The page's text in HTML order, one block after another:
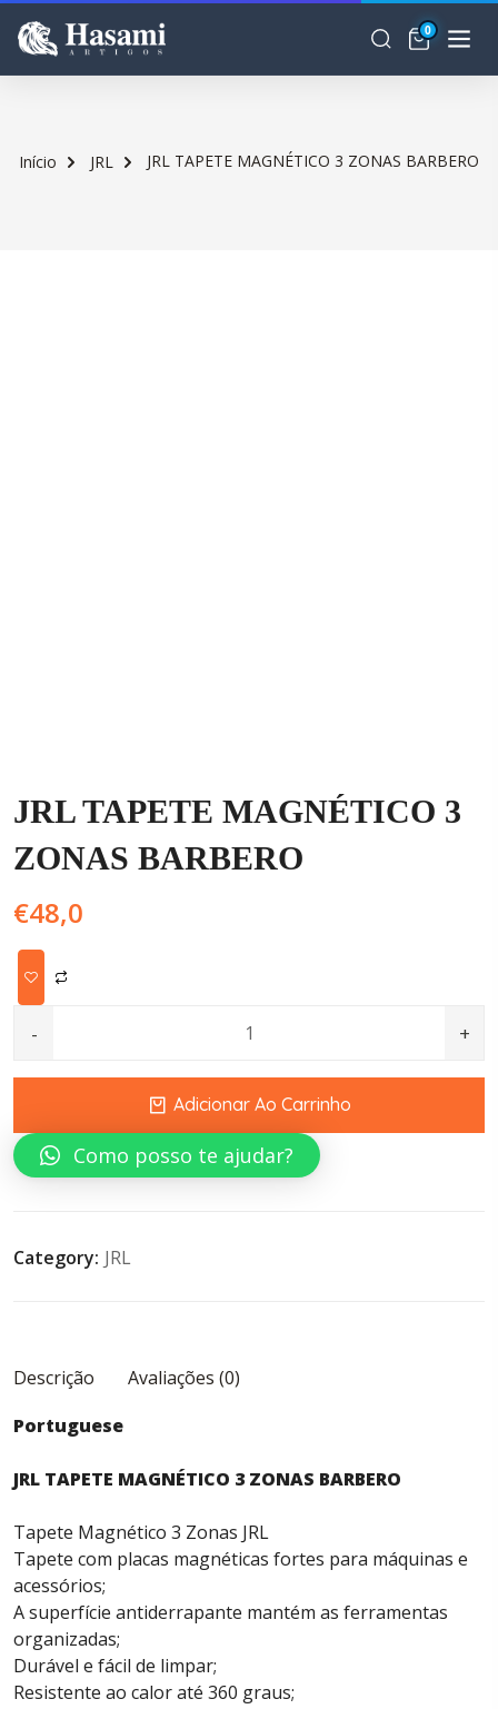
0
Início JRL JRL TAPETE MAGNÉTICO 3 ZONAS BARBERO
JRL TAPETE MAGNÉTICO 3
ZONAS BARBERO
€48,0
JRL TAPETE MAGNÉTICO 3 ZONAS BARBERO quantity
Adicionar Ao Carrinho
Como posso te ajudar?
Category: JRL
Descrição
Avaliações (0)
Portuguese
JRL TAPETE MAGNÉTICO 3 ZONAS BARBERO
Tapete Magnético 3 Zonas JRL
Tapete com placas magnéticas fortes para máquinas e
acessórios;
A superfície antiderrapante mantém as ferramentas
organizadas;
Durável e fácil de limpar;
Resistente ao calor até 360 graus;